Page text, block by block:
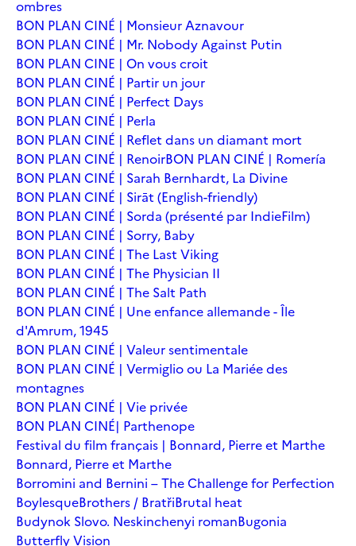
ombres
BON PLAN CINÉ | Monsieur Aznavour
BON PLAN CINÉ | Mr. Nobody Against Putin
BON PLAN CINE | On vous croit
BON PLAN CINÉ | Partir un jour
BON PLAN CINÉ | Perfect Days
BON PLAN CINÉ | Perla
BON PLAN CINÉ | Reflet dans un diamant mort
BON PLAN CINÉ | RenoirBON PLAN CINÉ | Romería
BON PLAN CINÉ | Sarah Bernhardt, La Divine
BON PLAN CINÉ | Sirāt (English-friendly)
BON PLAN CINÉ | Sorda (présenté par IndieFilm)
BON PLAN CINÉ | Sorry, Baby
BON PLAN CINÉ | The Last Viking
BON PLAN CINÉ | The Physician II
BON PLAN CINÉ | The Salt Path
BON PLAN CINÉ | Une enfance allemande - Île
d'Amrum, 1945
BON PLAN CINÉ | Valeur sentimentale
BON PLAN CINÉ | Vermiglio ou La Mariée des
montagnes
BON PLAN CINÉ | Vie privée
BON PLAN CINÉ| Parthenope
Festival du film français | Bonnard, Pierre et Marthe
Bonnard, Pierre et Marthe
Borromini and Bernini – The Challenge for Perfection
BoylesqueBrothers / BratřiBrutal heat
Budynok Slovo. Neskinchenyi romanBugonia
Butterfly Vision